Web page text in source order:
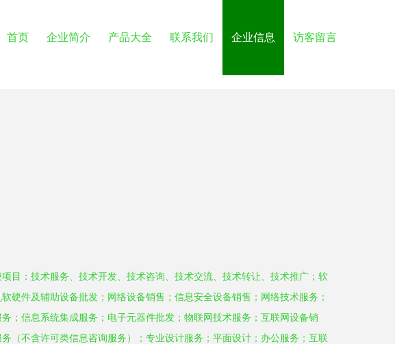
首页 企业简介 产品大全 联系我们 企业信息 访客留言
项目：技术服务、技术开发、技术咨询、技术交流、技术转让、技术推广；软
硬件及辅助设备批发；网络设备销售；信息安全设备销售；网络技术服务；
；信息系统集成服务；电子元器件批发；物联网技术服务；互联网设备销
（不含许可类信息咨询服务）；专业设计服务；平面设计；办公服务；互联